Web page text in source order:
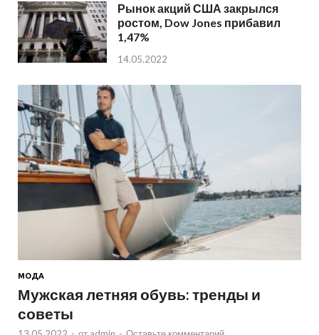
Рынок акций США закрылся
ростом, Dow Jones прибавил
1,47%
14.05.2022
МОДА
Мужская летняя обувь: тренды и
советы